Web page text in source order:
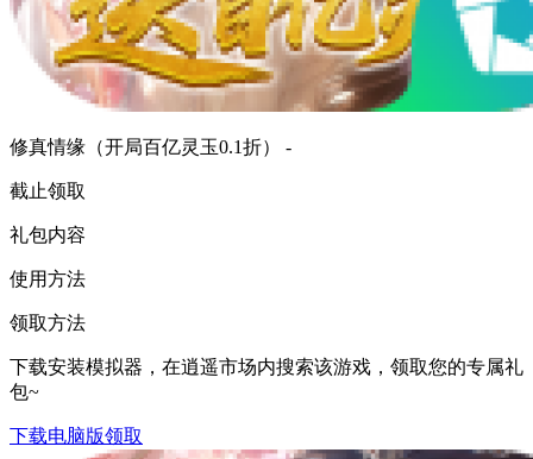
修真情缘（开局百亿灵玉0.1折） -
截止领取
礼包内容
使用方法
领取方法
下载安装模拟器，在逍遥市场内搜索该游戏，领取您的专属礼
包~
下载电脑版领取